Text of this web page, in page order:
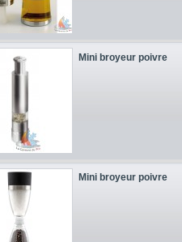
Mini broyeur poivre
Mini broyeur poivre